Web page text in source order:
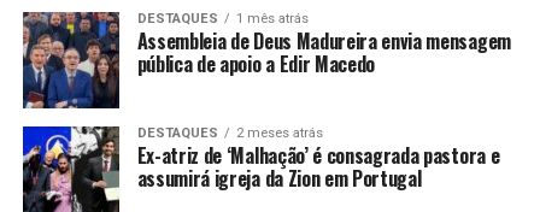
DESTAQUES 1 mês atrás
Assembleia de Deus Madureira envia mensagem
pública de apoio a Edir Macedo
DESTAQUES 2 meses atrás
Ex-atriz de ‘Malhação’ é consagrada pastora e
assumirá igreja da Zion em Portugal